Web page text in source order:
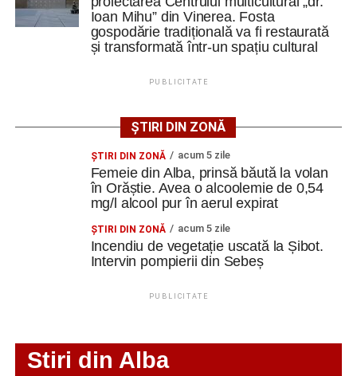
bazat pe fizică, pe mecanica fluidelor, pe electrostatică”
spus Alexandru Jittu.
Adaugă cugirinfo.ro ca sursă
preferată pe Google
Ultimele știri din Cugir
pregătire: Metalurgistul Cugir – FC Inter Sibiu 1-0
Cum și-a construit un informatician din Cugir propria
mașină solară. Vehiculul a ajuns și la o expoziție din
Ultimele știri din Cugir
Cum și-a construit un informatician din Cugir propria
mașină solară. Vehiculul a ajuns și la o expoziție din
Trei profesori ai Colegiului Național „David Prodan”
Cugir și-au perfecționat competențele prin
mobilități Erasmus+ în Croația
Ioan Mihu” din Vinerea. Fosta
gospodărie tradițională va fi restaurată
și transformată într-un spațiu cultural
PUBLICITATE
ȘTIRI DIN ZONĂ
ŞTIRI DIN ZONĂ acum 5 zile
Femeie din Alba, prinsă băută la volan
în Orăștie. Avea o alcoolemie de 0,54
mg/l alcool pur în aerul expirat
ŞTIRI DIN ZONĂ acum 5 zile
Incendiu de vegetație uscată la Șibot.
Intervin pompierii din Sebeș
PUBLICITATE
Stiri din Alba